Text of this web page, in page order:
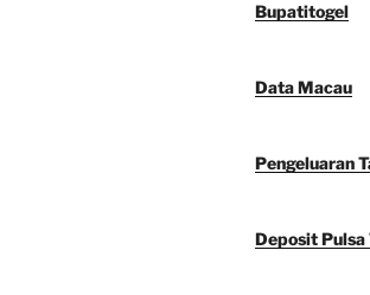
Bupatitogel
Data Macau
Pengeluaran
Deposit Pulsa